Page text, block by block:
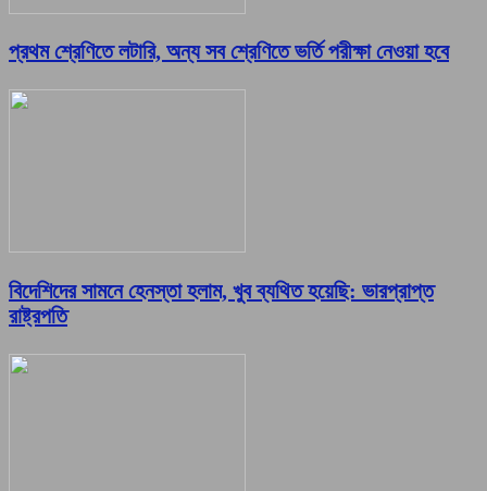
প্রথম শ্রেণিতে লটারি, অন্য সব শ্রেণিতে ভর্তি পরীক্ষা নেওয়া হবে
বিদেশিদের সামনে হেনস্তা হলাম, খুব ব্যথিত হয়েছি: ভারপ্রাপ্ত
রাষ্ট্রপতি